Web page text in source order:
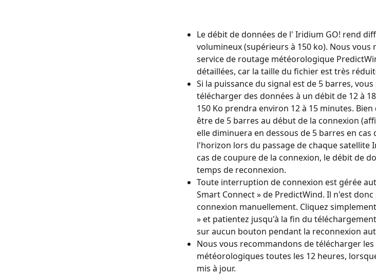
Le débit de données de l' Iridium GO! rend
volumineux (supérieurs à 150 ko). Nous
service de routage météorologique
détaillées, car la taille du fichier est très
Si la puissance du signal est de 5 barres,
télécharger des données à un débit de 12 à
150 Ko prendra environ 12 à 15 minutes.
être de 5 barres au début de la connexion
elle diminuera en dessous de 5 barres en
l'horizon lors du passage de chaque satellite
cas de coupure de la connexion, le débit de
temps de reconnexion.
Toute interruption de connexion est gérée
Smart Connect » de PredictWind. Il n'est
connexion manuellement. Cliquez
» et patientez jusqu'à la fin du
sur aucun bouton pendant la reconnexion
Nous vous recommandons de télécharger
météorologiques toutes les 12 heures,
mis à jour.